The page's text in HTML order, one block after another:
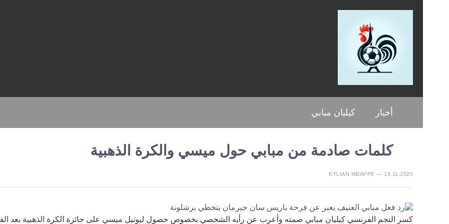
أخبار كيليان مبابي
كلمات صادمة من مبابي حول ميسي والكرة الذهبية
KYLIAN MBAPPE — 19.11.2025
كسر النجم الفرنسي كيليان مبابي صمته وأعرب عن رأيه الشخصي بخصوص حصول ليونيل ميسي على جائزة الكرة الذهبية بعد